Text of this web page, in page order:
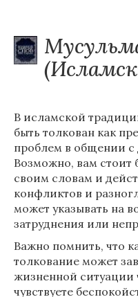
В исламской
быть толкован как
проблем в общении
Возможно, вам стоит
своим словам и
конфликтов и
может указывать на
затруднения или
Важно помнить, что
толкование может
жизненной ситуации
чувствуете